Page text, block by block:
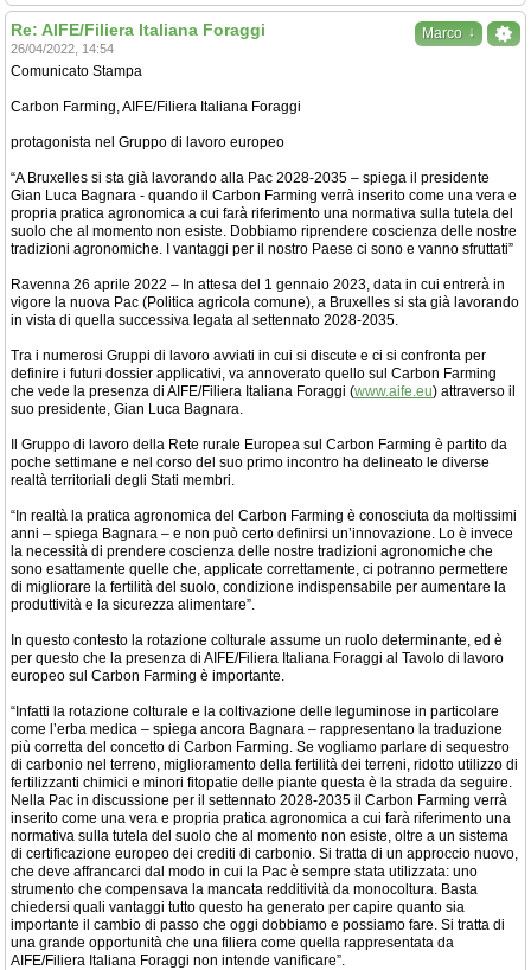
Marco ↓
Re: AIFE/Filiera Italiana Foraggi
26/04/2022, 14:54
Comunicato Stampa
Carbon Farming, AIFE/Filiera Italiana Foraggi
protagonista nel Gruppo di lavoro europeo
“A Bruxelles si sta già lavorando alla Pac 2028-2035 – spiega il presidente
Gian Luca Bagnara - quando il Carbon Farming verrà inserito come una vera e
propria pratica agronomica a cui farà riferimento una normativa sulla tutela del
suolo che al momento non esiste. Dobbiamo riprendere coscienza delle nostre
tradizioni agronomiche. I vantaggi per il nostro Paese ci sono e vanno sfruttati”
Ravenna 26 aprile 2022 – In attesa del 1 gennaio 2023, data in cui entrerà in
vigore la nuova Pac (Politica agricola comune), a Bruxelles si sta già lavorando
in vista di quella successiva legata al settennato 2028-2035.
Tra i numerosi Gruppi di lavoro avviati in cui si discute e ci si confronta per
definire i futuri dossier applicativi, va annoverato quello sul Carbon Farming
che vede la presenza di AIFE/Filiera Italiana Foraggi (www.aife.eu) attraverso il
suo presidente, Gian Luca Bagnara.
Il Gruppo di lavoro della Rete rurale Europea sul Carbon Farming è partito da
poche settimane e nel corso del suo primo incontro ha delineato le diverse
realtà territoriali degli Stati membri.
“In realtà la pratica agronomica del Carbon Farming è conosciuta da moltissimi
anni – spiega Bagnara – e non può certo definirsi un’innovazione. Lo è invece
la necessità di prendere coscienza delle nostre tradizioni agronomiche che
sono esattamente quelle che, applicate correttamente, ci potranno permettere
di migliorare la fertilità del suolo, condizione indispensabile per aumentare la
produttività e la sicurezza alimentare”.
In questo contesto la rotazione colturale assume un ruolo determinante, ed è
per questo che la presenza di AIFE/Filiera Italiana Foraggi al Tavolo di lavoro
europeo sul Carbon Farming è importante.
“Infatti la rotazione colturale e la coltivazione delle leguminose in particolare
come l’erba medica – spiega ancora Bagnara – rappresentano la traduzione
più corretta del concetto di Carbon Farming. Se vogliamo parlare di sequestro
di carbonio nel terreno, miglioramento della fertilità dei terreni, ridotto utilizzo di
fertilizzanti chimici e minori fitopatie delle piante questa è la strada da seguire.
Nella Pac in discussione per il settennato 2028-2035 il Carbon Farming verrà
inserito come una vera e propria pratica agronomica a cui farà riferimento una
normativa sulla tutela del suolo che al momento non esiste, oltre a un sistema
di certificazione europeo dei crediti di carbonio. Si tratta di un approccio nuovo,
che deve affrancarci dal modo in cui la Pac è sempre stata utilizzata: uno
strumento che compensava la mancata redditività da monocoltura. Basta
chiedersi quali vantaggi tutto questo ha generato per capire quanto sia
importante il cambio di passo che oggi dobbiamo e possiamo fare. Si tratta di
una grande opportunità che una filiera come quella rappresentata da
AIFE/Filiera Italiana Foraggi non intende vanificare”.